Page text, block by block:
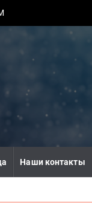
Наши контакты